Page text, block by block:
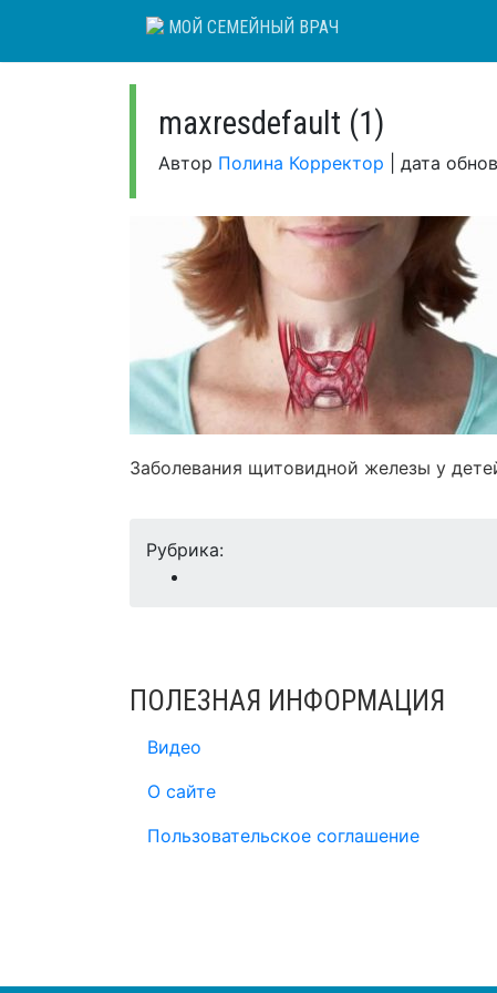
content
МОЙ СЕМЕЙНЫЙ ВРАЧ
maxresdefault (1)
Автор Полина Корректор дата
Заболевания щитовидной железы у
Рубрика:
ПОЛЕЗНАЯ ИНФОРМАЦИЯ
Видео
О сайте
Пользовательское соглашение